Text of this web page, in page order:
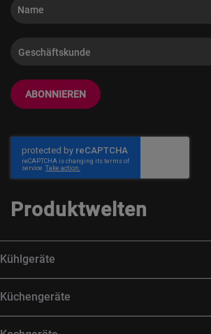
ABONNIEREN
Produktwelten
Kühlgeräte
Küchengeräte